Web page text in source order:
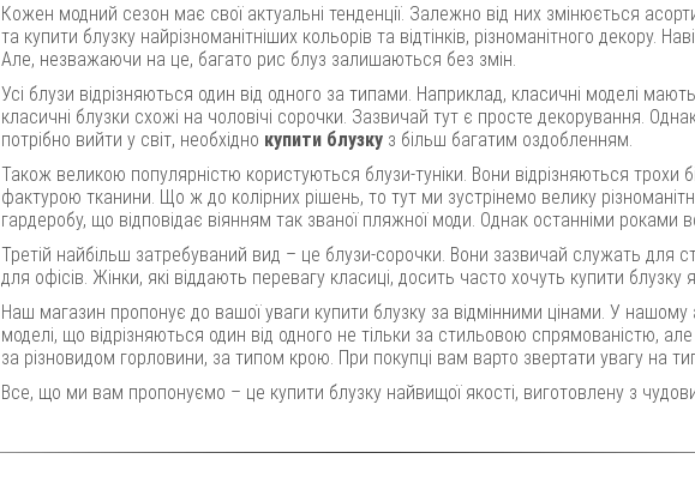
Кожен модний сезон має свої актуальні тенденції. Залежно від них змінюється
та купити блузку найрізноманітніших кольорів та відтінків, різноманітного декору.
Але, незважаючи на це, багато рис блуз залишаються без змін.
Усі блузи відрізняються один від одного за типами. Наприклад, класичні моделі
класичні блузки схожі на чоловічі сорочки. Зазвичай тут є просте декорування.
потрібно вийти у світ, необхідно купити блузку з більш багатим оздобленням.
Також великою популярністю користуються блузи-туніки. Вони відрізняються
фактурою тканини. Що ж до колірних рішень, то тут ми зустрінемо велику
гардеробу, що відповідає віянням так званої пляжної моди. Однак останніми роками
Третій найбільш затребуваний вид – це блузи-сорочки. Вони зазвичай служать для
для офісів. Жінки, які віддають перевагу класиці, досить часто хочуть купити блузку
Наш магазин пропонує до вашої уваги купити блузку за відмінними цінами. У нашому
моделі, що відрізняються один від одного не тільки за стильовою спрямованістю,
за різновидом горловини, за типом крою. При покупці вам варто звертати увагу на
Все, що ми вам пропонуємо – це купити блузку найвищої якості, виготовлену з